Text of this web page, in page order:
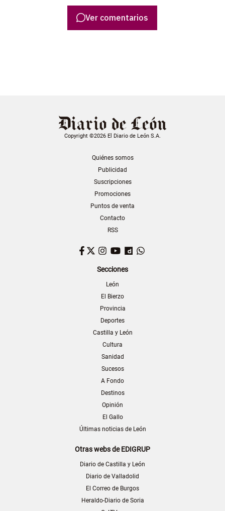
Ver comentarios
Copyright ©2026 El Diario de León S.A.
Quiénes somos
Publicidad
Suscripciones
Promociones
Puntos de venta
Contacto
RSS
Facebook
TwitterInstagram
YouTubeDailymotion
Secciones
León
El Bierzo
Provincia
Deportes
Castilla y León
Cultura
Sanidad
Sucesos
A Fondo
Destinos
Opinión
El Gallo
Últimas noticias de León
Otras webs de EDIGRUP
Diario de Castilla y León
Diario de Valladolid
El Correo de Burgos
Heraldo-Diario de Soria